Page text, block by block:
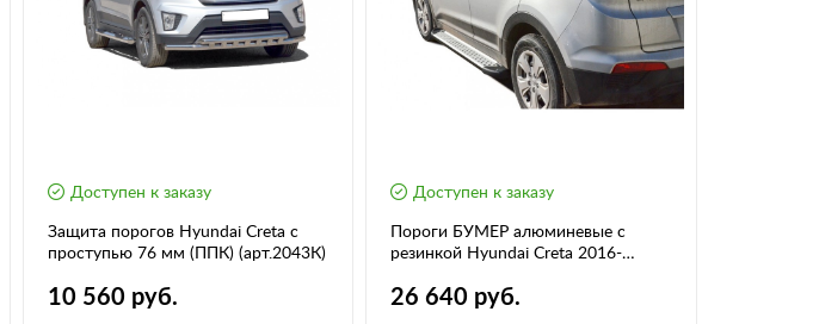
Доступен к заказу
Защита порогов Hyundai Creta с
проступью 76 мм (ППК) (арт.2043К)
10 560 руб.
Доступен к заказу
Пороги БУМЕР алюминевые с
резинкой Hyundai Creta 2016-
26 640 руб.